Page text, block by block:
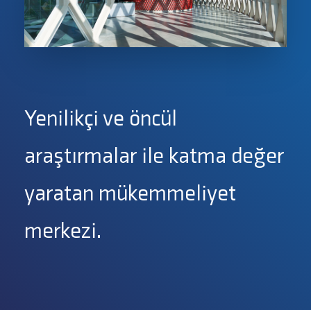
Yenilikçi ve öncül
araştırmalar ile katma değer
yaratan mükemmeliyet
merkezi.